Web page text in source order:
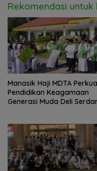
Rekomendasi untuk
Manasik Haji MDTA
Pendidikan Keagamaan
Generasi Muda Deli